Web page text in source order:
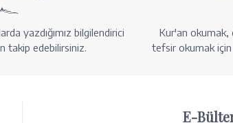
yazdığımız bilgilendirici
takip edebilirsiniz.
Kur'an okumak,
tefsir okumak
E-